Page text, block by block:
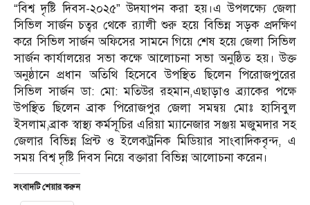
“বিশ্ব দৃষ্টি দিবস-২০২৫” উদযাপন করা হয়।এ উপলক্ষ্যে জেলা
সিভিল সার্জন চত্বর থেকে র‍্যালী শুরু হয়ে বিভিন্ন সড়ক প্রদক্ষিণ
করে সিভিল সার্জন অফিসের সামনে গিয়ে শেষ হয়ে জেলা সিভিল
সার্জন কার্যালয়ের সভা কক্ষে আলোচনা সভা অনুষ্ঠিত হয়। উক্ত
অনুষ্ঠানে প্রধান অতিথি হিসেবে উপস্থিত ছিলেন পিরোজপুরের
সিভিল সার্জন ডা: মো: মতিউর রহমান,এছাড়াও ব্র্যাকের পক্ষে
উপস্থিত ছিলেন ব্রাক পিরোজপুর জেলা সমন্বয় মোঃ হাসিবুল
ইসলাম,ব্রাক স্বাস্থ্য কর্মসূচির এরিয়া ম্যানেজার সঞ্জয় মজুমদার সহ
জেলার বিভিন্ন প্রিন্ট ও ইলেকট্রনিক মিডিয়ার সাংবাদিকবৃন্দ, এ
সময় বিশ্ব দৃষ্টি দিবস নিয়ে বক্তারা বিভিন্ন আলোচনা করেন।
সংবাদটি শেয়ার করুন